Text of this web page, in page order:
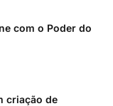
com o Poder do
criação de